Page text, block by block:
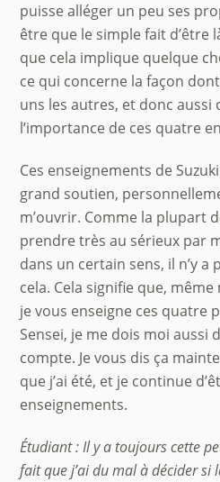
puisse alléger un peu ses
être que le simple fait d’être
que cela implique quelque
ce qui concerne la façon
uns les autres, et donc aussi
l’importance de ces quatre
Ces enseignements de
grand soutien,
m’ouvrir. Comme la plupart
prendre très au sérieux par
dans un certain sens, il n’y a
cela. Cela signifie que,
je vous enseigne ces quatre
Sensei, je me dois moi aussi
compte. Je vous dis ça
que j’ai été, et je continue
enseignements.
Étudiant : Il y a toujours cette
fait que j’ai du mal à décider si